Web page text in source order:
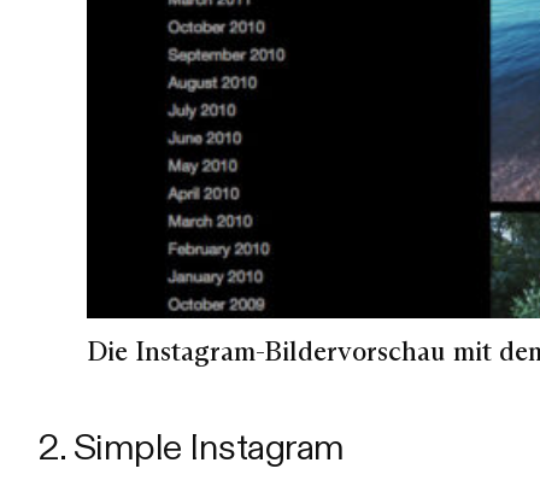
Die Instagram-Bildervorschau mit
2. Simple Instagram